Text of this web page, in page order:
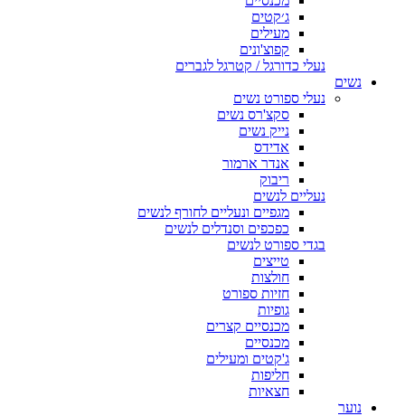
ג׳קטים
מעילים
קפוצ'ונים
נעלי כדורגל / קטרגל לגברים
נשים
נעלי ספורט נשים
סקצ'רס נשים
נייק נשים
אדידס
אנדר ארמור
ריבוק
נעליים לנשים
מגפיים ונעליים לחורף לנשים
כפכפים וסנדלים לנשים
בגדי ספורט לנשים
טייצים
חולצות
חזיות ספורט
גופיות
מכנסיים קצרים
מכנסיים
ג'קטים ומעילים
חליפות
חצאיות
נוער